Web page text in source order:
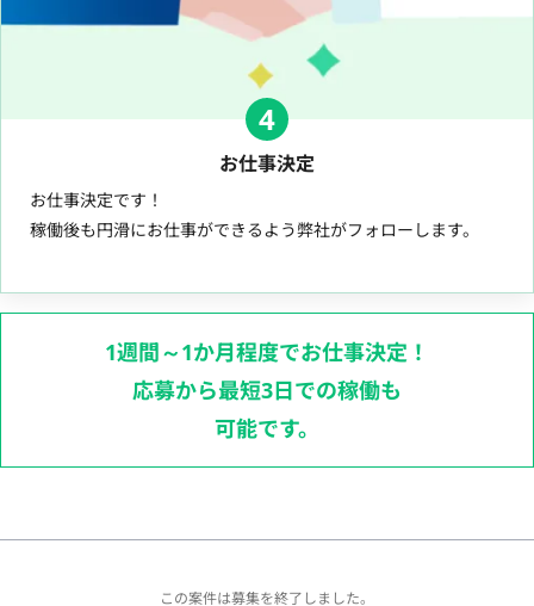
4
お仕事決定
お仕事決定です！
稼働後も円滑にお仕事ができるよう弊社がフォローします。
1週間～1か月程度でお仕事決定！
応募から最短3日での稼働も
可能です。
この案件は募集を終了しました。